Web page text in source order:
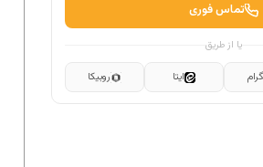
تماس فوری
یا از طریق
ایتا روبیکا